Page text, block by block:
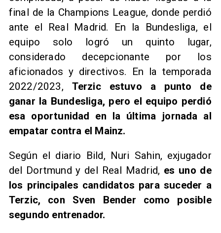
final de la Champions League, donde perdió
ante el Real Madrid. En la Bundesliga, el
equipo solo logró un quinto lugar,
considerado decepcionante por los
aficionados y directivos. En la temporada
2022/2023, Terzic estuvo a punto de
ganar la Bundesliga, pero el equipo perdió
esa oportunidad en la última jornada al
empatar contra el Mainz.
Según el diario Bild, Nuri Sahin, exjugador
del Dortmund y del Real Madrid, es uno de
los principales candidatos para suceder a
Terzic, con Sven Bender como posible
segundo entrenador.